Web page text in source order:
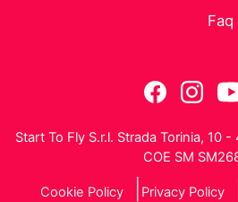
Faq
Start To Fly S.r.l. Strada Torinia, 10
COE SM
Cookie Policy Privacy Policy